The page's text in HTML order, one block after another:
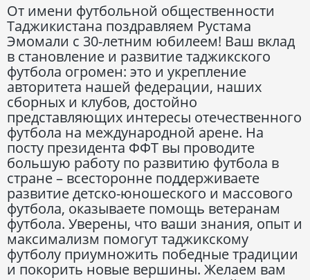
От имени футбольной общественности
Таджикистана поздравляем Рустама
Эмомали с 30-летним юбилеем! Ваш вклад
в становление и развитие таджикского
футбола огромен: это и укрепление
авторитета нашей федерации, наших
сборных и клубов, достойно
представляющих интересы отечественного
футбола на международной арене. На
посту президента ФФТ вы проводите
большую работу по развитию футбола в
стране – всесторонне поддерживаете
развитие детско-юношеского и массового
футбола, оказываете помощь ветеранам
футбола. Уверены, что ваши знания, опыт и
максимализм помогут таджикскому
футболу приумножить победные традиции
и покорить новые вершины. Желаем вам